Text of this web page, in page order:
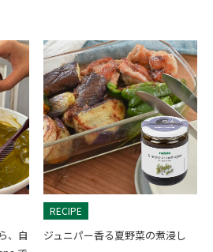
、自
RECIPE
ジュニパー香る夏野菜の煮浸し